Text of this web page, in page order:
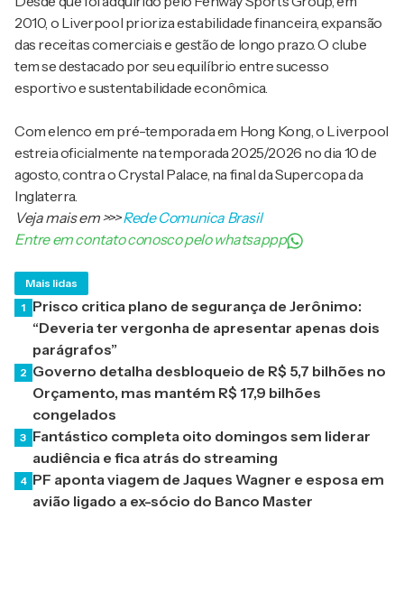
2010, o Liverpool prioriza estabilidade financeira, expansão
das receitas comerciais e gestão de longo prazo. O clube
tem se destacado por seu equilíbrio entre sucesso
esportivo e sustentabilidade econômica.
Com elenco em pré-temporada em Hong Kong, o Liverpool
estreia oficialmente na temporada 2025/2026 no dia 10 de
agosto, contra o Crystal Palace, na final da Supercopa da
Inglaterra.
Veja mais em>>>Rede Comunica Brasil
Entre em contato conosco pelo whatsappp
Mais lidas
1 Prisco critica plano de segurança de Jerônimo:
“Deveria ter vergonha de apresentar apenas dois
parágrafos”
2 Governo detalha desbloqueio de R$ 5,7 bilhões no
Orçamento, mas mantém R$ 17,9 bilhões
congelados
3 Fantástico completa oito domingos sem liderar
audiência e fica atrás do streaming
4 PF aponta viagem de Jaques Wagner e esposa em
avião ligado a ex-sócio do Banco Master